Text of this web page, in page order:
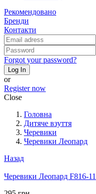
Рекомендовано
Бренди
Контакти
Forgot your password?
Log In
or
Register now
Close
Головна
Дитяче взуття
Черевики
Черевики Леопард
Назад
Черевики Леопард F816-11